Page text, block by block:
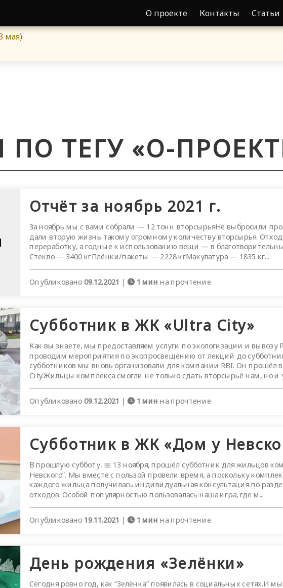
О проекте Контакты Статьи
мая)
ПО ТЕГУ «О-
Отчёт за ноябрь 2021 г.
За ноябрь мы с вами собрали — 12 тонн вторсырьяНе выбросили
дали вторую жизнь такому огромному количеству вторсырья.
переработку, а годные к использованию вещи — в
Стекло — 3400 кгПлёнки/пакеты — 2228 кгМакулатура — 1835 кг...
Опубликовано 09.12.2021 | 1 мин на прочтение
Субботник в ЖК «Ultra City»
Как вы знаете, мы предоставляем услуги по экологизации и вывозу
проводим мероприятия по экопросвещению от лекций до
субботников мы вновь организовали для компании RBI. Он прошёл
City.Жильцы комплекса смогли не только сдать вторсырьё нам, но и
Опубликовано 09.12.2021 | 1 мин на прочтение
Субботник в ЖК «Дом у
В прошлую субботу, 📅 13 ноября, прошёл субботник для жильцов
Невского”. Мы вместе с пользой провели время, а поскольку
каждого жильца получилась индивидуальная консультация по
отходов. Особой популярностью пользовалась наша игра, где м...
Опубликовано 19.11.2021 | 1 мин на прочтение
День рождения «Зелёнки»
Сегодня ровно год, как “Зелёнка” появилась в социальных сетях.И